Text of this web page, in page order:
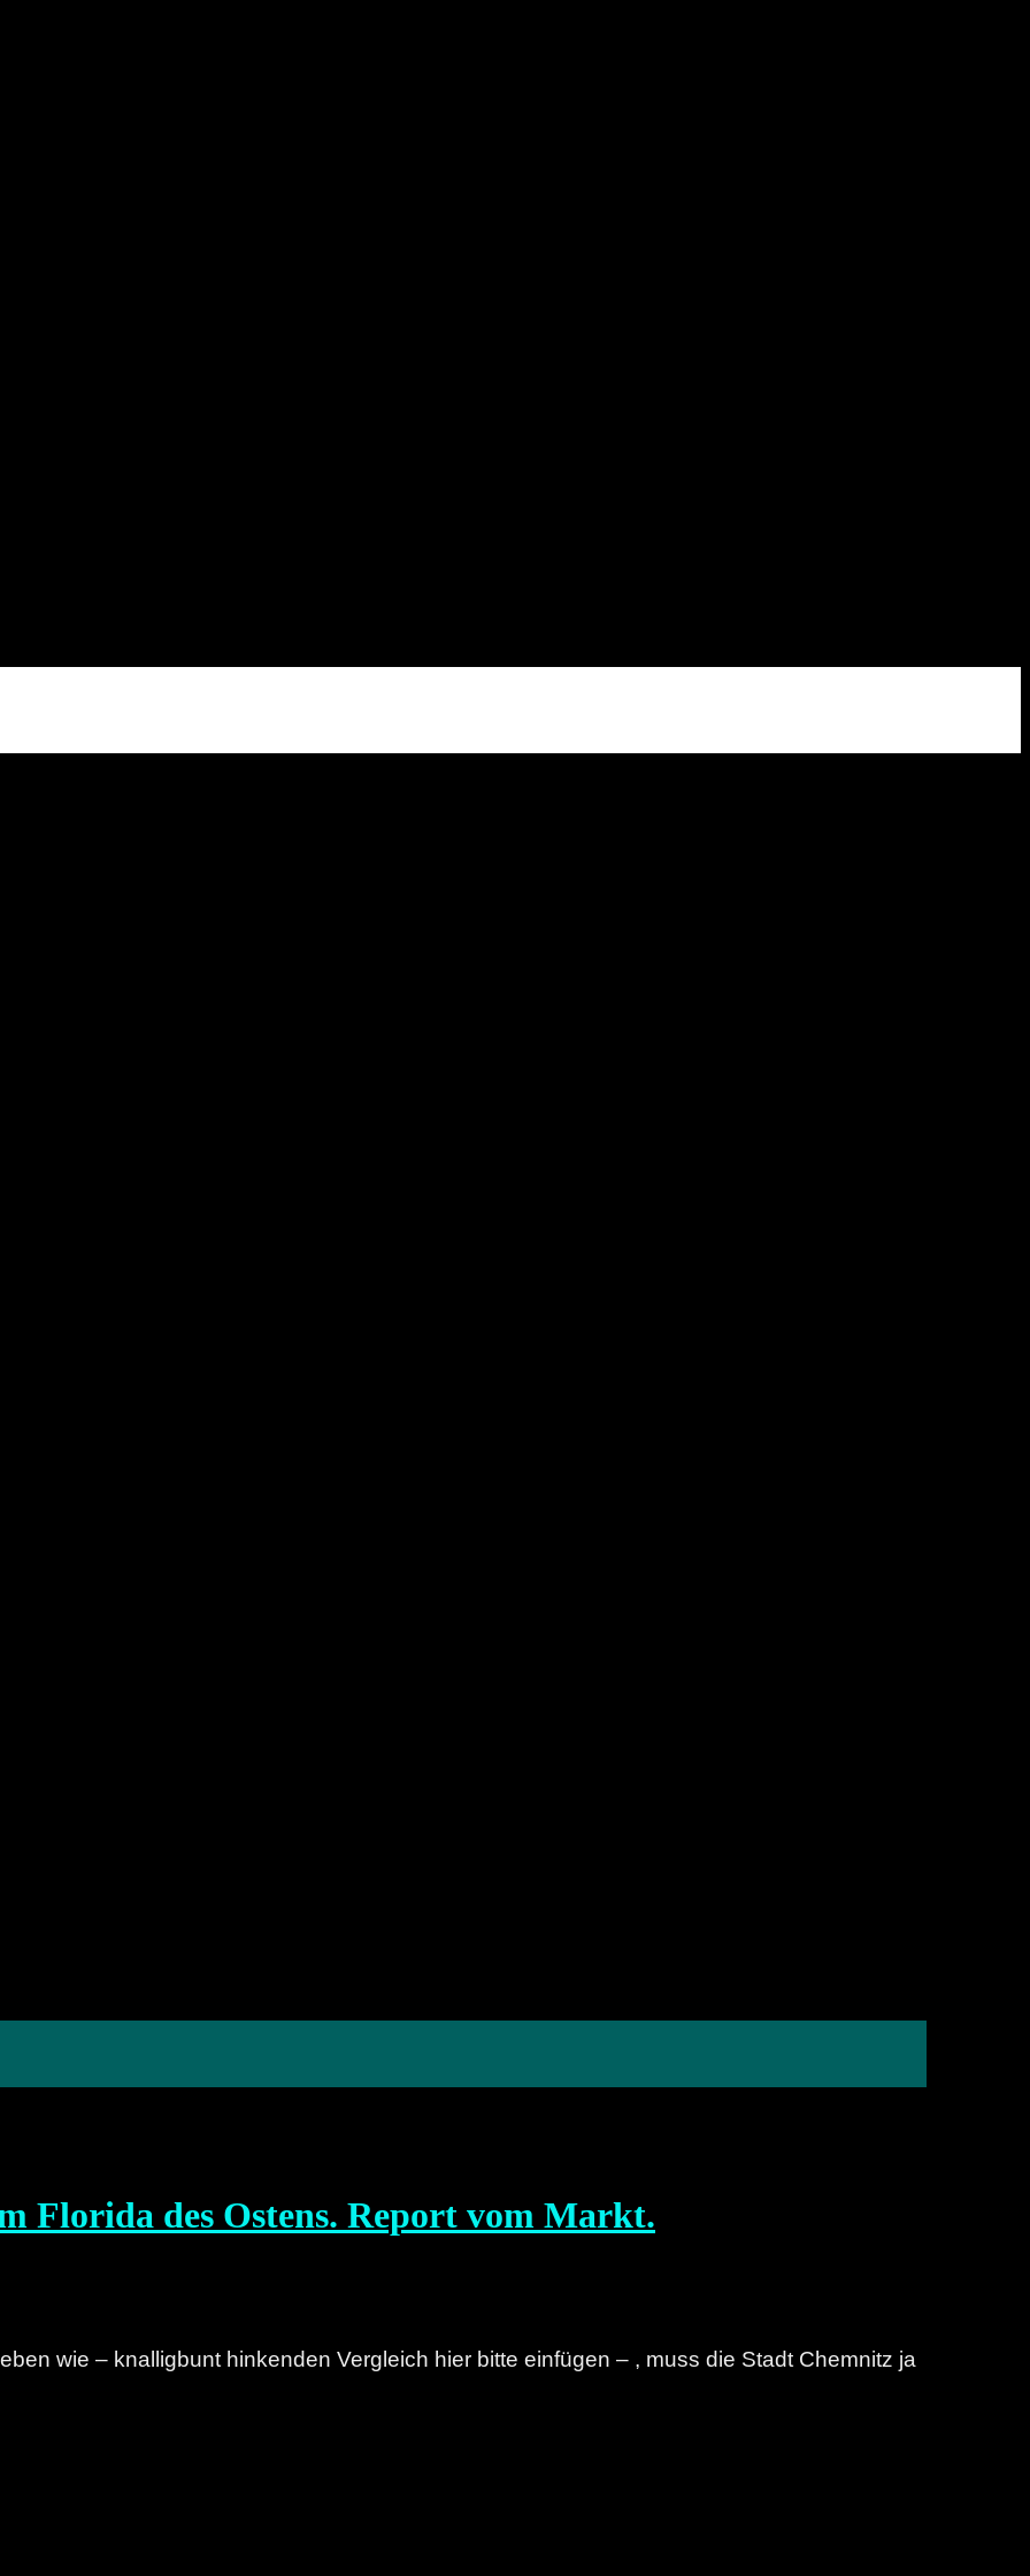
Florida des Ostens. Report vom Markt.
wie – knalligbunt hinkenden Vergleich hier bitte einfügen – , muss die Stadt Chemnitz ja